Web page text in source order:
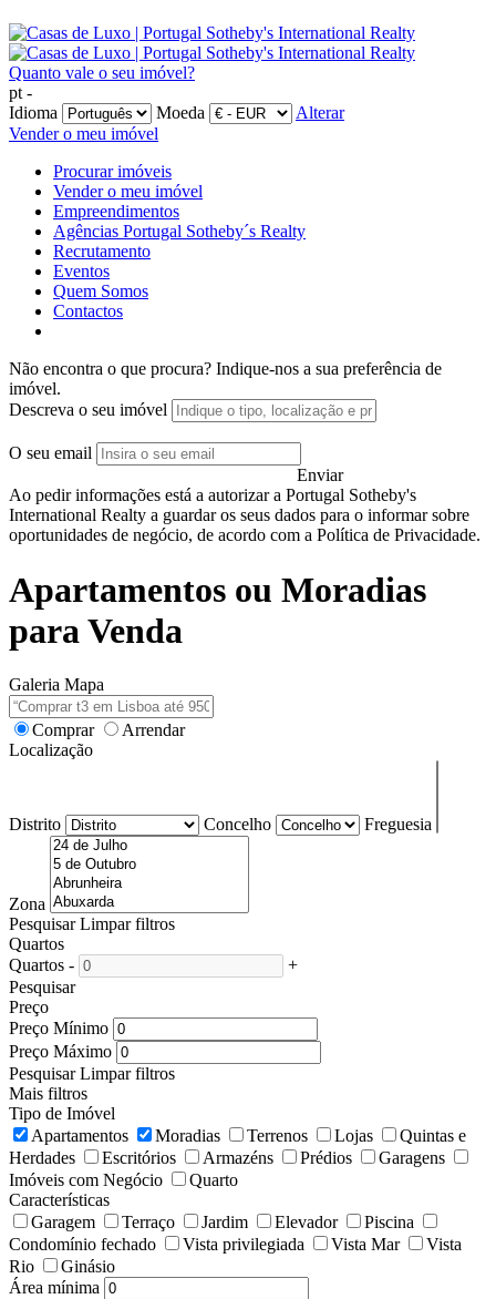
Quanto vale o seu imóvel?
pt -
Idioma
Moeda
Alterar
Vender o meu imóvel
Procurar imóveis
Vender o meu imóvel
Empreendimentos
Agências Portugal Sotheby´s Realty
Recrutamento
Eventos
Quem Somos
Contactos
Não encontra o que procura? Indique-nos a sua preferência de
imóvel.
Descreva o seu imóvel
O seu email
Enviar
Ao pedir informações está a autorizar a Portugal Sotheby's
International Realty a guardar os seus dados para o informar sobre
oportunidades de negócio, de acordo com a Política de Privacidade.
Apartamentos ou Moradias
para Venda
Galeria Mapa
Comprar
Arrendar
Localização
Distrito Concelho Freguesia
Zona
Pesquisar Limpar filtros
Quartos
Quartos -
+
Pesquisar
Preço
Preço Mínimo
Preço Máximo
Pesquisar Limpar filtros
Mais filtros
Tipo de Imóvel
Apartamentos
Moradias Terrenos Lojas
Quintas e
Herdades
Escritórios Armazéns Prédios
Garagens
Imóveis com Negócio
Quarto
Características
Garagem
Terraço Jardim Elevador
Piscina
Condomínio fechado
Vista privilegiada Vista Mar
Vista
Rio
Ginásio
Área mínima